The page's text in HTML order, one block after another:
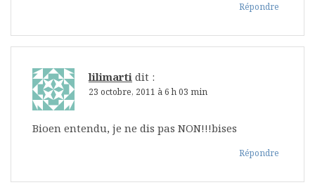
Répondre
lilimarti dit :
23 octobre, 2011 à 6 h 03 min
Bioen entendu, je ne dis pas NON!!!bises
Répondre